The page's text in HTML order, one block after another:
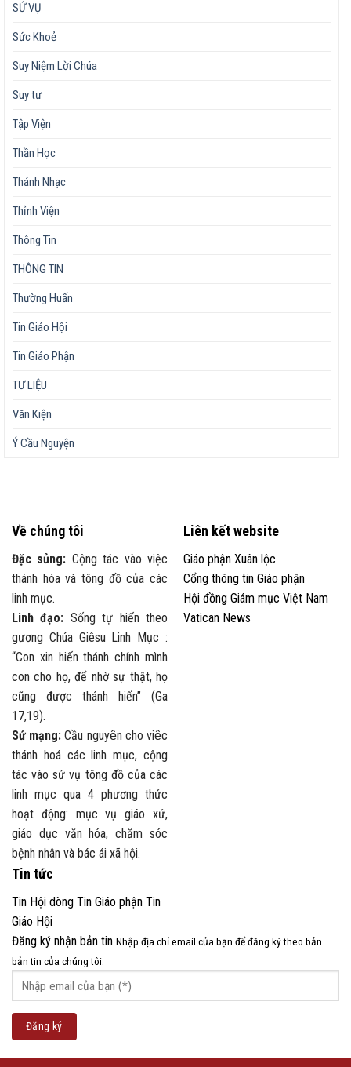
SỨ VỤ
Sức Khoẻ
Suy Niệm Lời Chúa
Suy tư
Tập Viện
Thần Học
Thánh Nhạc
Thỉnh Viện
Thông Tin
THÔNG TIN
Thường Huấn
Tin Giáo Hội
Tin Giáo Phận
TƯ LIỆU
Văn Kiện
Ý Cầu Nguyện
Về chúng tôi
Đặc sủng: Cộng tác vào việc
thánh hóa và tông đồ của các
linh mục.
Linh đạo: Sống tự hiến theo
gương Chúa Giêsu Linh Mục :
“Con xin hiến thánh chính mình
con cho họ, để nhờ sự thật, họ
cũng được thánh hiến” (Ga
17,19).
Sứ mạng: Cầu nguyện cho việc
thánh hoá các linh mục, cộng
tác vào sứ vụ tông đồ của các
linh mục qua 4 phương thức
hoạt động: mục vụ giáo xứ,
giáo dục văn hóa, chăm sóc
bệnh nhân và bác ái xã hội.
Liên kết website
Giáo phận Xuân lộc
Cổng thông tin Giáo phận
Hội đồng Giám mục Việt Nam
Vatican News
Tin tức
Tin Hội dòng Tin Giáo phận Tin
Giáo Hội
Đăng ký nhận bản tin Nhập địa chỉ email của bạn để đăng ký theo bản
bản tin của chúng tôi: